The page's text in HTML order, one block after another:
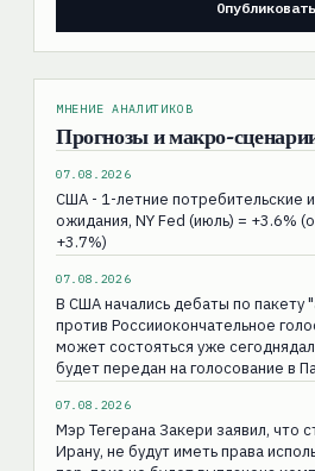
МНЕНИЕ АНАЛИТИКОВ
Прогнозы и макро-
07.08.2026
США - 1-летние потребительские
ожидания, NY Fed (июль) = +3.6%
+3.7%)
07.08.2026
В США начались дебаты по пакету
против Россииокончательное
может состояться уже
будет передан на голосование в
07.08.2026
Мэр Тегерана Закери заявил, что
Ирану, не будут иметь права